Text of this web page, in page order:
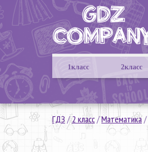
1класс 2класс
ГДЗ /2 класс/Математика/